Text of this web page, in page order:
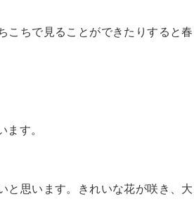
こちで見ることができたりすると
す。
と思います。きれいな花が咲き、